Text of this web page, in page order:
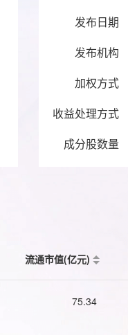
发布日期
发布机构
加权方式
收益处理方式
成分股数量
流通市值(亿元)
75.34